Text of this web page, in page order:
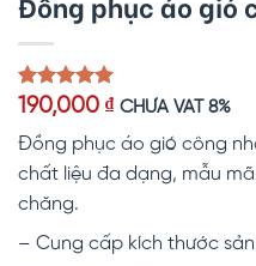
5.00trên 5
dựa trên
1
đánh giá
190,000 ₫ CHƯA VAT 8%
Đồng phục áo gió công
chất liệu đa dạng, mẫu
chăng.
– Cung cấp kích thước sản